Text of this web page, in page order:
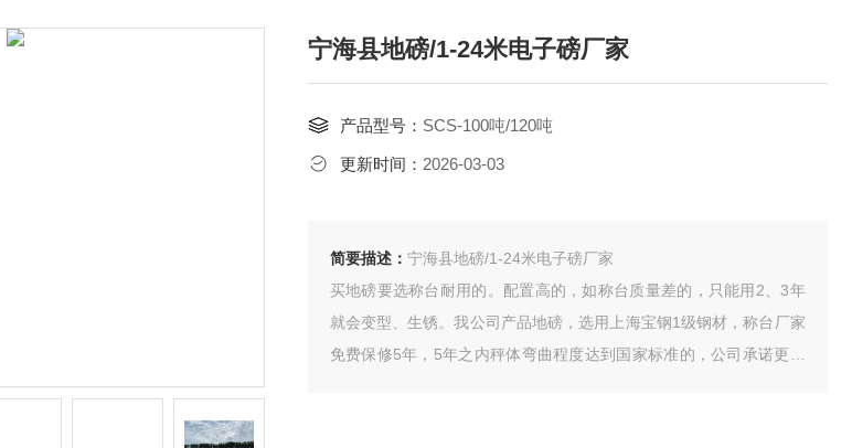
宁海县地磅/1-24米电子磅厂家
产品型号： SCS-100吨/120吨
更新时间： 2026-03-03
简要描述： 宁海县地磅/1-24米电子磅厂家
买地磅要选称台耐用的。配置高的，如称台质量差的，只能用2、3年
就会变型、生锈。我公司产品地磅，选用上海宝钢1级钢材，称台厂家
免费保修5年，5年之内秤体弯曲程度达到国家标准的，公司承诺更换